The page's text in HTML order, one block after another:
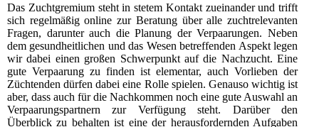
Das Zuchtgremium steht in stetem Kontakt zueinander und trifft
sich regelmäßig online zur Beratung über alle zuchtrelevanten
Fragen, darunter auch die Planung der Verpaarungen. Neben
dem gesundheitlichen und das Wesen betreffenden Aspekt legen
wir dabei einen großen Schwerpunkt auf die Nachzucht. Eine
gute Verpaarung zu finden ist elementar, auch Vorlieben der
Züchtenden dürfen dabei eine Rolle spielen. Genauso wichtig ist
aber, dass auch für die Nachkommen noch eine gute Auswahl an
Verpaarungspartnern zur Verfügung steht. Darüber den
Überblick zu behalten ist eine der herausfordernden Aufgaben